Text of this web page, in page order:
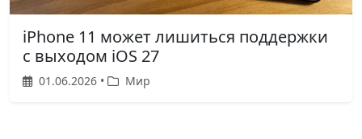
iPhone 11 может лишиться поддержки
с выходом iOS 27
01.06.2026 • Мир